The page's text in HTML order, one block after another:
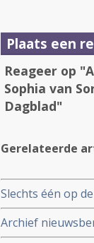
Plaats een
Reageer op
Sophia van
Dagblad"
Gerelateerde
Slechts één op
genprofieltest
Archief